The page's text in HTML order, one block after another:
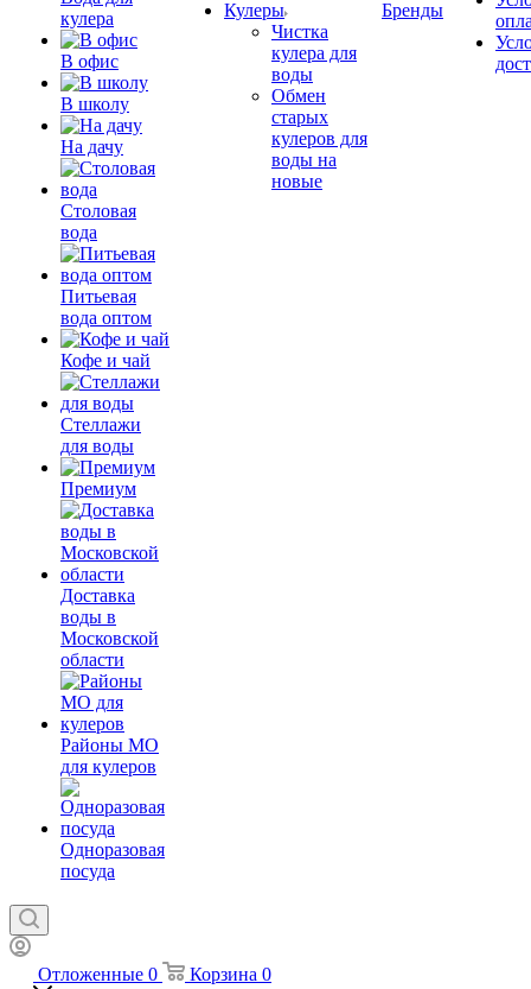
кулера
В офис
В школу
На дачу
Столовая
вода
Питьевая
вода оптом
Кофе и чай
Стеллажи
для воды
Премиум
Доставка
воды в
Московской
области
Районы МО
для кулеров
Одноразовая
посуда
Кулеры
Чистка
кулера для
воды
Обмен
старых
кулеров для
воды на
новые
Бренды
Отложенные 0 Корзина 0